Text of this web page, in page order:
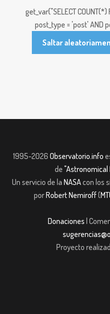
get_var("SELECT
post_type = 'post' AND
Saltar
1995-2026 Observatorio.info
de "Astronomical
Un servicio de la NASAcon los
porRobert Nemiroff(
Donaciones |
Proyecto